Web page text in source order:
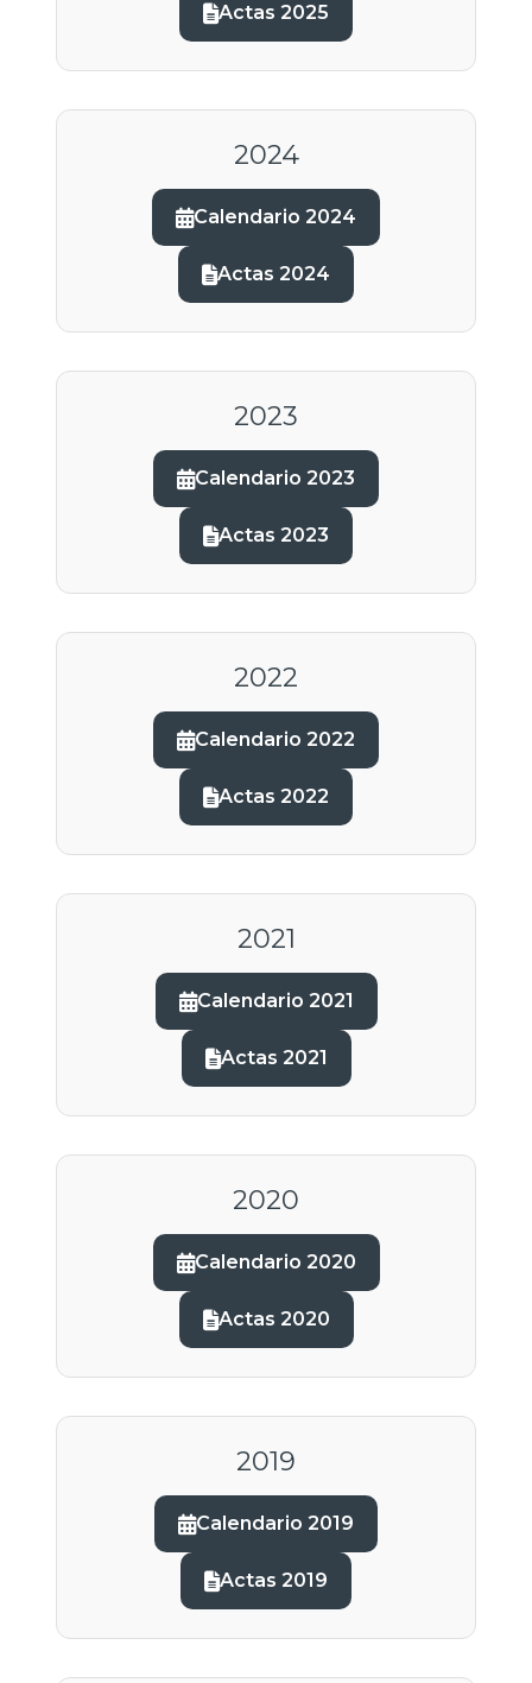
Actas 2025
2024
Calendario 2024
Actas 2024
2023
Calendario 2023
Actas 2023
2022
Calendario 2022
Actas 2022
2021
Calendario 2021
Actas 2021
2020
Calendario 2020
Actas 2020
2019
Calendario 2019
Actas 2019